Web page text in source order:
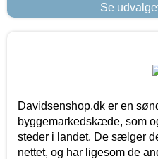
Se
Davidsenshop.dk er en
byggemarkedskæde, som
steder i landet. De sælger
nettet, og har ligesom de